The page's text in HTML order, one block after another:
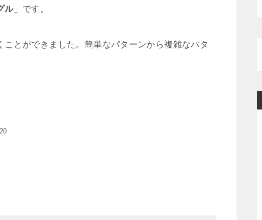
ル」です。
とができました。簡単なパターンから複雑なパタ